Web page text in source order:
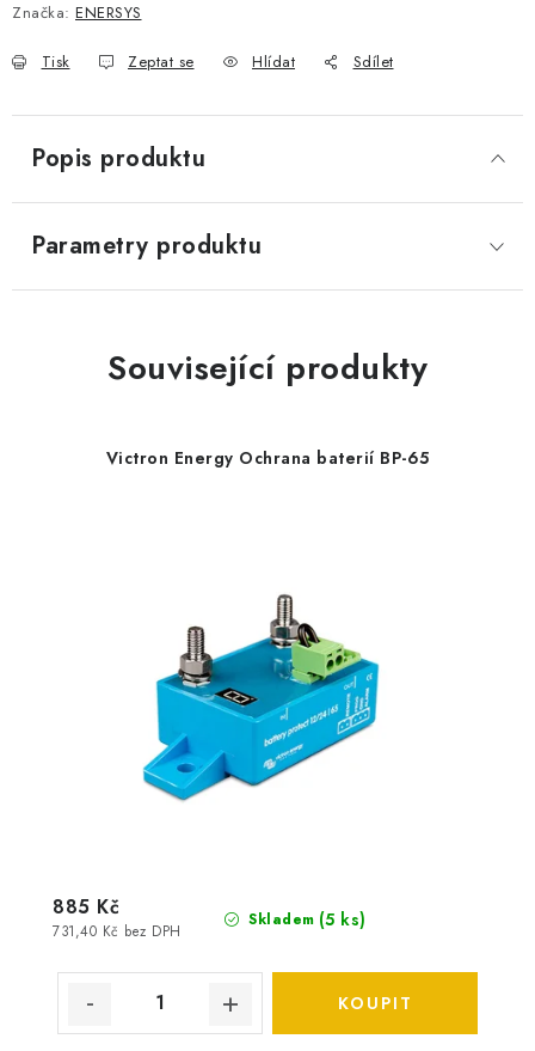
OCHRANA OSOBNÍCH ÚDAJŮ
JAK NA TO S BATTERY.CZ
ČASTO KLADENÉ OTÁZKY, FAQ
Značka: ENERSYS
Tisk Zeptat se Hlídat Sdílet
Popis produktu
Parametry produktu
Související produkty
Victron Energy Ochrana baterií BP-65
Skladem (5 ks)
731,40 Kč bez DPH
885 Kč